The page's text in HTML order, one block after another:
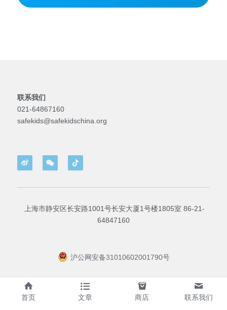
联系我们
021-64867160
safekids@safekidschina.org
64847160
沪公网安备31010602001790号
首页 文章 商店 联系我们